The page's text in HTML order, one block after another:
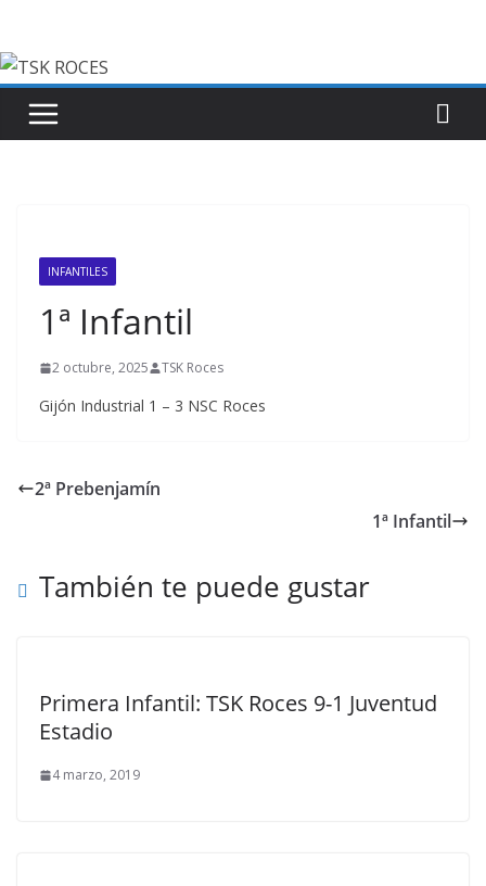
contenido
INFANTILES
1ª Infantil
2 octubre, 2025 TSK Roces
Gijón Industrial 1 – 3 NSC Roces
2ª Prebenjamín
1ª Infantil
También te puede gustar
Primera Infantil: TSK Roces 9-1 Juventud
Estadio
4 marzo, 2019